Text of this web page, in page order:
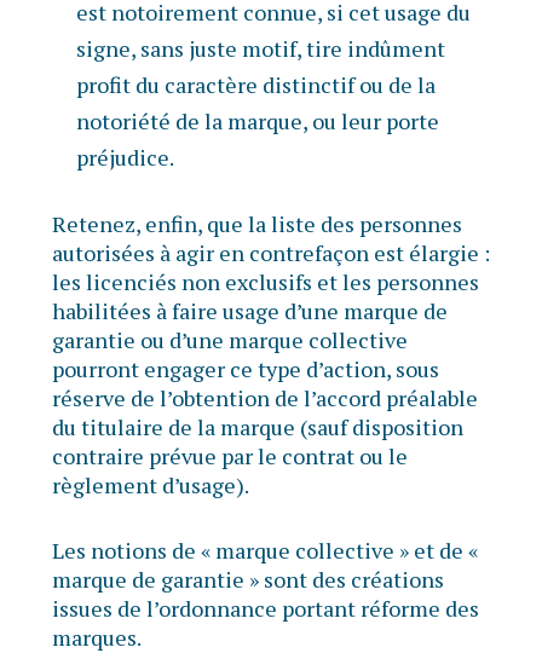
est notoirement connue, si cet usage du
signe, sans juste motif, tire indûment
profit du caractère distinctif ou de la
notoriété de la marque, ou leur porte
préjudice.
Retenez, enfin, que la liste des personnes
autorisées à agir en contrefaçon est élargie :
les licenciés non exclusifs et les personnes
habilitées à faire usage d’une marque de
garantie ou d’une marque collective
pourront engager ce type d’action, sous
réserve de l’obtention de l’accord préalable
du titulaire de la marque (sauf disposition
contraire prévue par le contrat ou le
règlement d’usage).
Les notions de « marque collective » et de «
marque de garantie » sont des créations
issues de l’ordonnance portant réforme des
marques.